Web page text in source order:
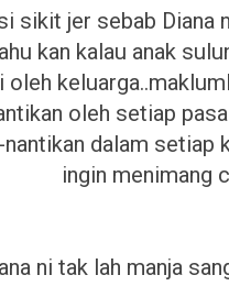
sikit jer sebab Diana
kan kalau anak
oleh
oleh setiap
dalam setiap
ingin menimang
ni tak lah manja